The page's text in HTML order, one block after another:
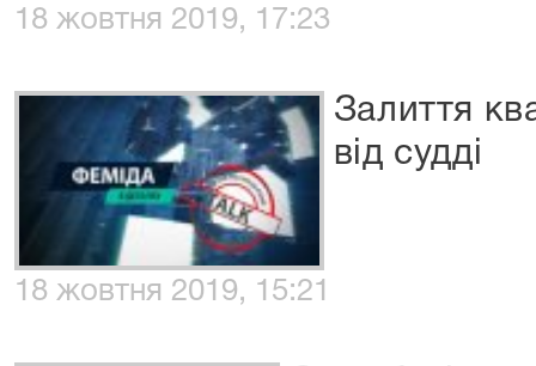
18 жовтня 2019, 17:23
Залиття
від судді
18 жовтня 2019, 15:21